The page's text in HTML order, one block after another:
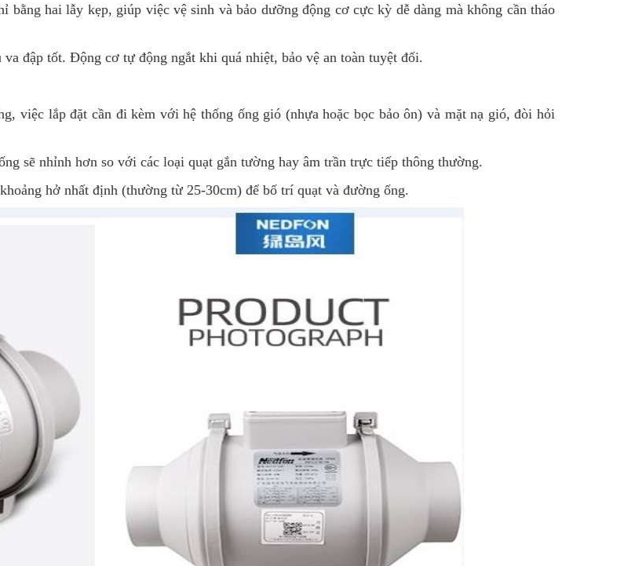
bằng hai lẫy kẹp, giúp việc vệ sinh và bảo dưỡng động cơ cực kỳ dễ dàng mà không cần tháo
đập tốt. Động cơ tự động ngắt khi quá nhiệt, bảo vệ an toàn tuyệt đối.
việc lắp đặt cần đi kèm với hệ thống ống gió (nhựa hoặc bọc bảo ôn) và mặt nạ gió, đòi hỏi
sẽ nhỉnh hơn so với các loại quạt gắn tường hay âm trần trực tiếp thông thường.
hở nhất định (thường từ 25-30cm) để bố trí quạt và đường ống.